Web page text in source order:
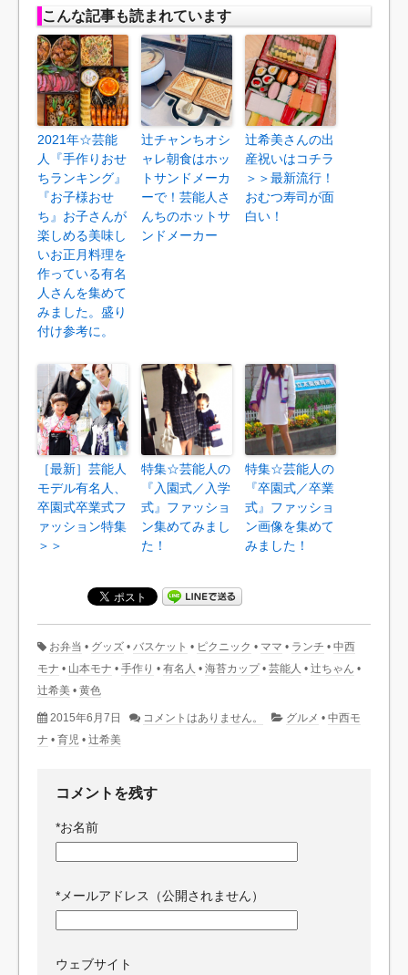
こんな記事も読まれています
2021年☆芸能
人『手作りおせ
ちランキング』
『お子様おせ
ち』お子さんが
楽しめる美味し
いお正月料理を
作っている有名
人さんを集めて
みました。盛り
付け参考に。
辻チャンちオシ
ャレ朝食はホッ
トサンドメーカ
ーで！芸能人さ
んちのホットサ
ンドメーカー
辻希美さんの出
産祝いはコチラ
＞＞最新流行！
おむつ寿司が面
白い！
［最新］芸能人
モデル有名人、
卒園式卒業式フ
ァッション特集
＞＞
特集☆芸能人の
『入園式／入学
式』ファッショ
ン集めてみまし
た！
特集☆芸能人の
『卒園式／卒業
式』ファッショ
ン画像を集めて
みました！
お弁当 • グッズ • バスケット • ピクニック • ママ • ランチ • 中西
モナ • 山本モナ • 手作り • 有名人 • 海苔カップ• 芸能人 • 辻ちゃん •
辻希美 • 黄色
2015年6月7日 コメントはありません。 グルメ •中西モ
ナ • 育児 • 辻希美
コメントを残す
*お名前
* メールアドレス（公開されません）
ウェブサイト